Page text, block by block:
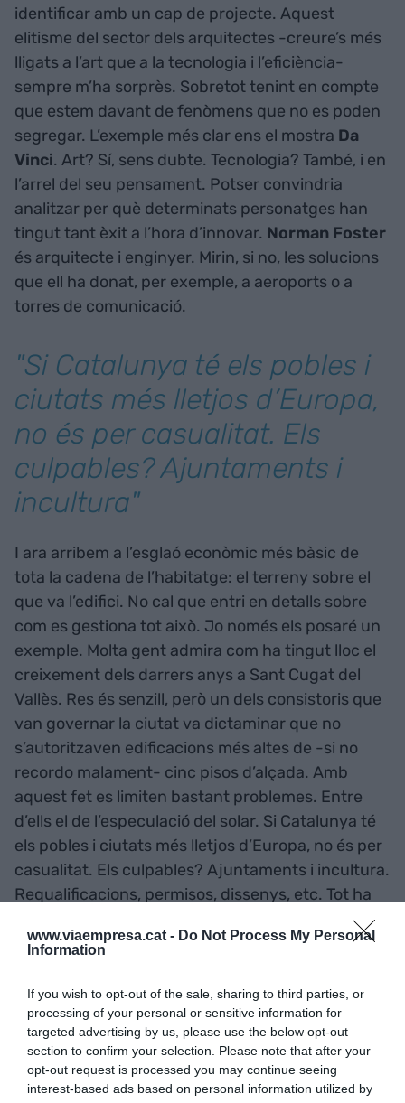
www.viaempresa.cat - Do Not Process My Personal
Information
If you wish to opt-out of the sale, sharing to third parties, or
processing of your personal or sensitive information for
targeted advertising by us, please use the below opt-out
section to confirm your selection. Please note that after your
opt-out request is processed you may continue seeing
interest-based ads based on personal information utilized by
identificar amb un cap de projecte. Aquest
elitisme del sector dels arquitectes -creure’s més
lligats a l’art que a la tecnologia i l’eficiència-
sempre m’ha sorprès. Sobretot tenint en compte
que estem davant de fenòmens que no es poden
segregar. L’exemple més clar ens el mostra Da
Vinci. Art? Sí, sens dubte. Tecnologia? També, i en
l’arrel del seu pensament. Potser convindria
analitzar per què determinats personatges han
tingut tant èxit a l’hora d’innovar. Norman Foster
és arquitecte i enginyer. Mirin, si no, les solucions
que ell ha donat, per exemple, a aeroports o a
torres de comunicació.
"Si Catalunya té els pobles i
ciutats més lletjos d’Europa,
no és per casualitat. Els
culpables? Ajuntaments i
incultura"
I ara arribem a l’esglaó econòmic més bàsic de
tota la cadena de l’habitatge: el terreny sobre el
que va l’edifici. No cal que entri en detalls sobre
com es gestiona tot això. Jo només els posaré un
exemple. Molta gent admira com ha tingut lloc el
creixement dels darrers anys a Sant Cugat del
Vallès. Res és senzill, però un dels consistoris que
van governar la ciutat va dictaminar que no
s’autoritzaven edificacions més altes de -si no
recordo malament- cinc pisos d’alçada. Amb
aquest fet es limiten bastant problemes. Entre
d’ells el de l’especulació del solar. Si Catalunya té
els pobles i ciutats més lletjos d’Europa, no és per
casualitat. Els culpables? Ajuntaments i incultura.
Requalificacions, permisos, dissenys, etc. Tot ha
passat sense control. La destrucció més gran del
territori i del paisatge a Catalunya ha tingut lloc
incompetència municipal dels darrers anys ha
estat indescriptible.
"Una llei que castiga als